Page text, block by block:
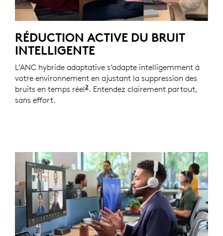
RÉDUCTION ACTIVE DU BRUIT
INTELLIGENTE
L’ANC hybride adaptative s’adapte intelligemment à
votre environnement en ajustant la suppression des
bruits en temps réel2 Mode ANC hybride adaptative
. Entendez clairement partout,
sans effort.